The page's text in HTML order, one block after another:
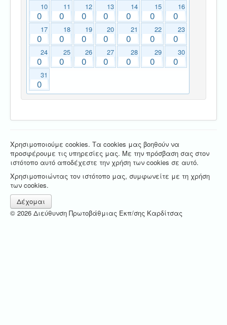
10
0
11
0
12
0
13
0
14
0
15
0
16
0
17
0
18
0
19
0
20
0
21
0
22
0
23
0
24
0
25
0
26
0
27
0
28
0
29
0
30
0
31
0
Χρησιμοποιούμε cookies. Τα cookies μας βοηθούν να
προσφέρουμε τις υπηρεσίες μας. Με την πρόσβαση σας στον
ιστότοπο αυτό αποδέχεστε την χρήση των cookies σε αυτό.
Χρησιμοποιώντας τον ιστότοπο μας, συμφωνείτε με τη χρήση
των cookies.
Δέχομαι
© 2026 Διεύθυνση Πρωτοβάθμιας Εκπ/σης Καρδίτσας